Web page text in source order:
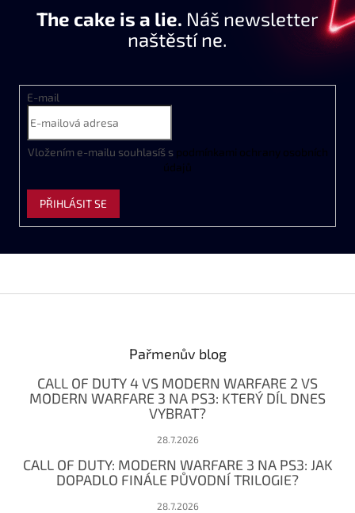
The cake is a lie. Náš newsletter
naštěstí ne.
E-mail
Vložením e-mailu souhlasíš s podmínkami ochrany osobních
údajů
PŘIHLÁSIT SE
Pařmenův blog
CALL OF DUTY 4 VS MODERN WARFARE 2 VS
MODERN WARFARE 3 NA PS3: KTERÝ DÍL DNES
VYBRAT?
28.7.2026
CALL OF DUTY: MODERN WARFARE 3 NA PS3: JAK
DOPADLO FINÁLE PŮVODNÍ TRILOGIE?
28.7.2026